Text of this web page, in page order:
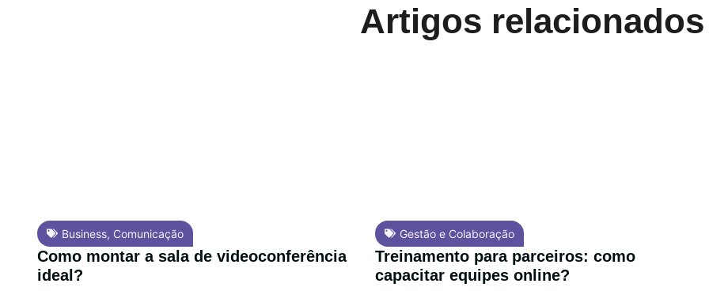
Artigos relacionados
Business, Comunicação
Como montar a sala de videoconferência
ideal?
Gestão e Colaboração
Treinamento para parceiros: como
capacitar equipes online?